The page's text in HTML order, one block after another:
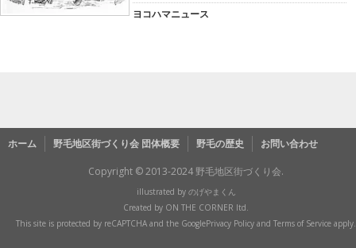
ヨコハマニュース
ホーム 野毛地区街づくり会 団体概要 野毛の歴史 お問い合わせ
Copyright © 2013-2024 野毛地区街づくり会.
illustrated by のげやまくん
Created by ON THE CORNER ltd.
This site is protected by reCAPTCHA and the GooglePrivacy Policy and Terms of Service apply.